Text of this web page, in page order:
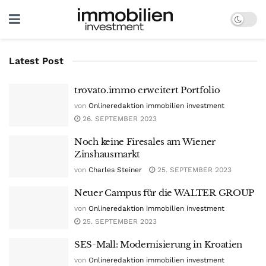
Latest Post
trovato.immo erweitert Portfolio
von Onlineredaktion immobilien investment
26. SEPTEMBER 2023
Noch keine Firesales am Wiener
Zinshausmarkt
von Charles Steiner 25. SEPTEMBER 2023
Neuer Campus für die WALTER GROUP
von Onlineredaktion immobilien investment
25. SEPTEMBER 2023
SES-Mall: Modernisierung in Kroatien
von Onlineredaktion immobilien investment